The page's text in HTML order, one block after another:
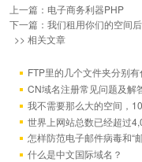
上一篇： 电子商务利器PHP
下一篇： 我们租用你们的空间
>> 相关文章
FTP里的几个文件夹分别
CN域名注册常见问题及解
我不需要那么大的空间，
世界上网站总数已经超过
怎样防范电子邮件病毒和“
什么是中文国际域名？